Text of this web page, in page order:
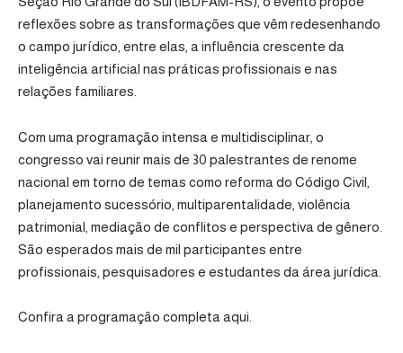
reflexões sobre as transformações que vêm redesenhando
o campo jurídico, entre elas, a influência crescente da
inteligência artificial nas práticas profissionais e nas
relações familiares.
Com uma programação intensa e multidisciplinar, o
congresso vai reunir mais de 30 palestrantes de renome
nacional em torno de temas como reforma do Código Civil,
planejamento sucessório, multiparentalidade, violência
patrimonial, mediação de conflitos e perspectiva de gênero.
São esperados mais de mil participantes entre
profissionais, pesquisadores e estudantes da área jurídica.
Confira a programação completa aqui.